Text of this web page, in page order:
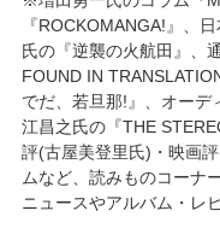
『ROCKOMANGA!』、
氏の『逆襲の火航田』、
FOUND IN
でだ、若旦那!』、オーデ
江昌之氏の『THE
評(古屋美登里氏)・映画
ムなど、読みものコーナ
ニュースやアルバム・レ